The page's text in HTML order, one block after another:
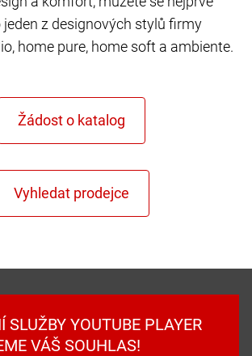
z designových stylů firmy
home pure, home soft a ambiente.
SLUŽBY YOUTUBE PLAYER
VÁŠ SOUHLAS!